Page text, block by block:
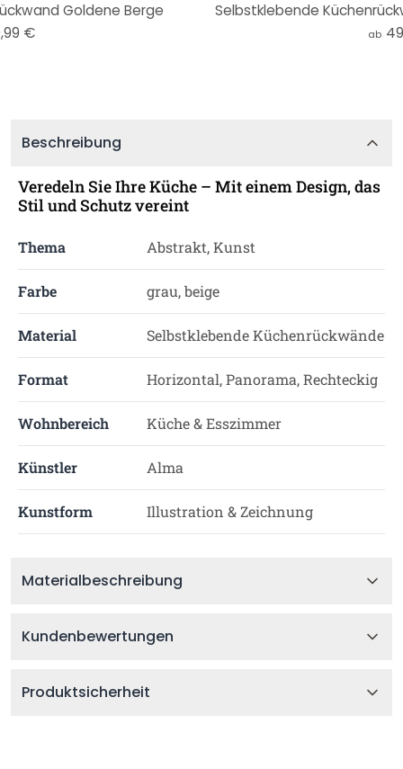
Goldene Berge
€
Selbstklebende
ab
Beschreibung
Veredeln Sie Ihre Küche – Mit einem Design, das
Stil und Schutz vereint
Thema Abstrakt, Kunst
Farbe grau, beige
Material Selbstklebende Küchenrückwände
Format Horizontal, Panorama, Rechteckig
Wohnbereich Küche & Esszimmer
Künstler Alma
Kunstform Illustration & Zeichnung
Materialbeschreibung
Kundenbewertungen
Produktsicherheit